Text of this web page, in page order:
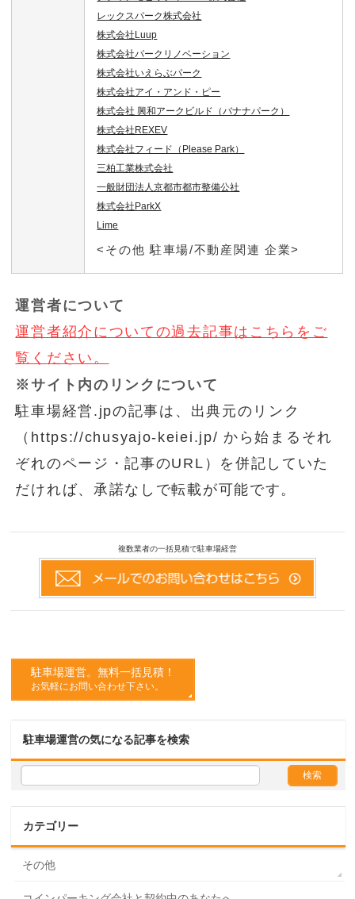
レックスパーク株式会社
株式会社Luup
株式会社パークリノベーション
株式会社いえらぶパーク
株式会社アイ・アンド・ピー
株式会社 興和アークビルド（バナナパーク）
株式会社REXEV
株式会社フィード（Please Park）
三柏工業株式会社
一般財団法人京都市都市整備公社
株式会社ParkX
Lime
<その他 駐車場/不動産関連 企業>
運営者について
運営者紹介についての過去記事はこちらをご
覧ください。
※サイト内のリンクについて
駐車場経営.jpの記事は、出典元のリンク
（https://chusyajo-keiei.jp/ から始まるそれ
ぞれのページ・記事のURL）を併記していた
だければ、承諾なしで転載が可能です。
複数業者の一括見積で駐車場経営
駐車場運営。無料一括見積！
お気軽にお問い合わせ下さい。
駐車場運営の気になる記事を検索
カテゴリー
その他